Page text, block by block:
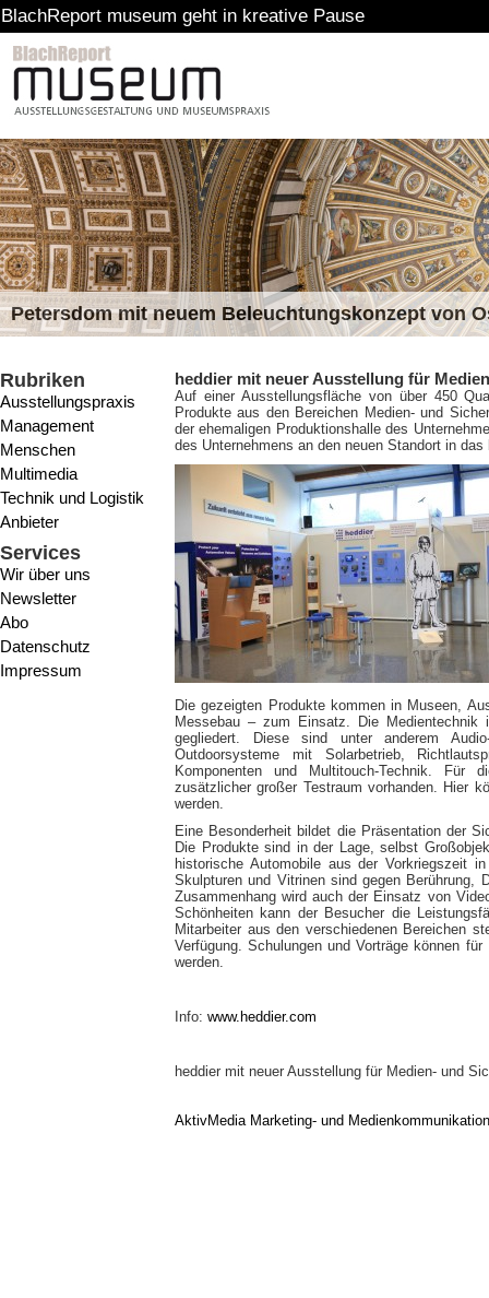
museum geht in kreative Pause
Petersdom mit neuem Beleuchtungskonzept von
Rubriken
Ausstellungspraxis
Management
Menschen
Multimedia
Technik und Logistik
Anbieter
Services
Wir über uns
Newsletter
Abo
Datenschutz
Impressum
heddier mit neuer Ausstellung für
Auf einer Ausstellungsfläche von über 450
Produkte aus den Bereichen Medien- und
der ehemaligen Produktionshalle des
des Unternehmens an den neuen Standort in
Die gezeigten Produkte kommen in Museen,
Messebau – zum Einsatz. Die Medientechnik
gegliedert. Diese sind unter anderem
Outdoorsysteme mit Solarbetrieb,
Komponenten und Multitouch-Technik. Für
zusätzlicher großer Testraum vorhanden. Hier
werden.
Eine Besonderheit bildet die Präsentation der
Die Produkte sind in der Lage, selbst
historische Automobile aus der Vorkriegszeit
Skulpturen und Vitrinen sind gegen Berührung,
Zusammenhang wird auch der Einsatz von
Schönheiten kann der Besucher die
Mitarbeiter aus den verschiedenen Bereichen
Verfügung. Schulungen und Vorträge können
werden.
Info: www.heddier.com
heddier mit neuer Ausstellung für Medien- und
AktivMedia Marketing- und